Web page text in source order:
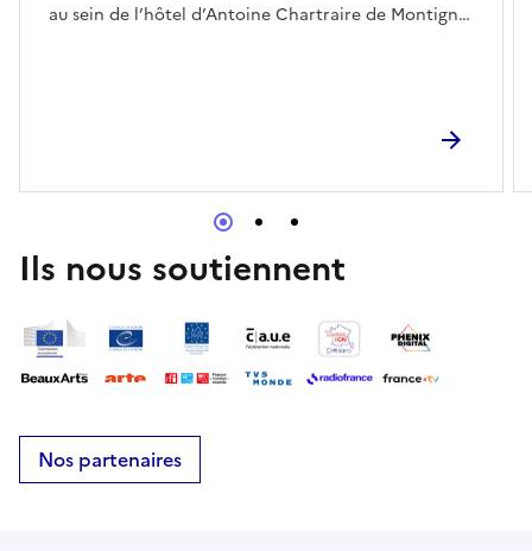
au sein de l’hôtel d’Antoine Chartraire de Montigny.
Ils nous soutiennent
Nos partenaires